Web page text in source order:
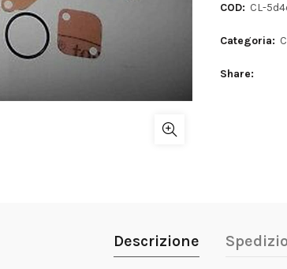
COD: CL-
Categoria:
Share
Descrizione